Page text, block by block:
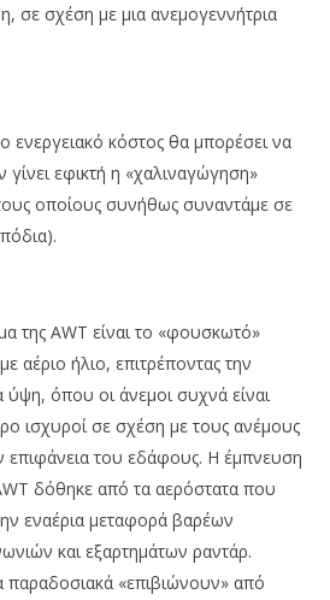
σε σχέση με μια ανεμογεννήτρια
ενεργειακό κόστος θα μπορέσει να
γίνει εφικτή η «χαλιναγώγηση»
οποίους συνήθως συναντάμε σε
της AWT είναι το «φουσκωτό»
αέριο ήλιο, επιτρέποντας την
όπου οι άνεμοι συχνά είναι
ισχυροί σε σχέση με τους ανέμους
του εδάφους. Η έμπνευση
δόθηκε από τα αερόστατα που
εναέρια μεταφορά βαρέων
και εξαρτημάτων ραντάρ.
παραδοσιακά «επιβιώνουν» από